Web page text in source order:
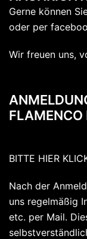
Gerne können
oder per
Wir freuen uns,
FLAMENCO
BITTE HIER
Nach der
uns regelmäßig
etc. per Mail.